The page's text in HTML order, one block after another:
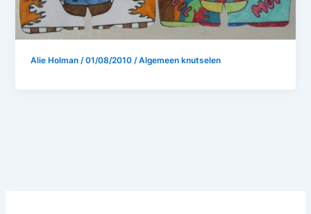
Alie Holman /01/08/2010 /Algemeen knutselen